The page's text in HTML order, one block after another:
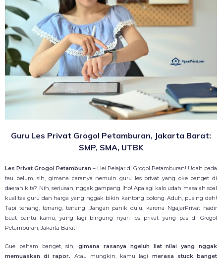
Guru Les Privat Grogol Petamburan, Jakarta Barat:
SMP, SMA, UTBK
Les Privat Grogol Petamburan – Hei Pelajar di Grogol Petamburan! Udah pada
tau belum, sih, gimana caranya nemuin guru les privat yang oke banget di
daerah kita? Nih, seriusan, nggak gampang lho! Apalagi kalo udah masalah soal
kualitas guru dan harga yang nggak bikin kantong bolong. Aduh, pusing deh!
Tapi tenang, tenang, tenang! Jangan panik dulu, karena NgajarPrivat hadir
buat bantu kamu, yang lagi bingung nyari les privat yang pas di Grogol
Petamburan, Jakarta Barat!
Gue paham banget, sih,gimana rasanya ngeluh liat nilai yang nggak
memuaskan di rapor. Atau mungkin, kamu lagi merasa stuck banget